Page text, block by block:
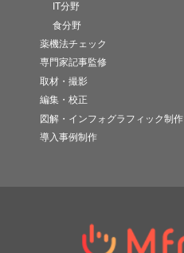
IT分野
食分野
薬機法チェック
専門家記事監修
取材・撮影
編集・校正
図解・インフォグラフィック制作
導入事例制作